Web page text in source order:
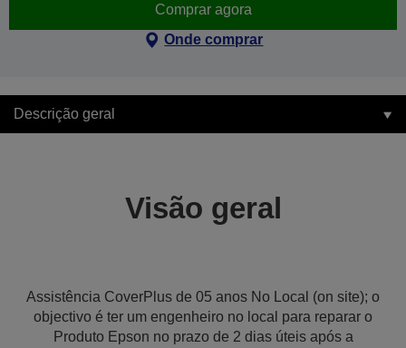
Comprar agora
Onde comprar
Descrição geral
Visão geral
Assistência CoverPlus de 05 anos No Local (on site); o
objectivo é ter um engenheiro no local para reparar o
Produto Epson no prazo de 2 dias úteis após a